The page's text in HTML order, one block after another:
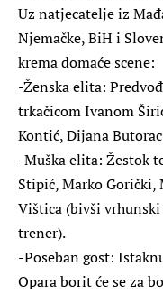
Uz natjecatelje iz
Njemačke, BiH i
krema domaće scene:
-Ženska elita:
trkačicom Ivanom
Kontić, Dijana
-Muška elita: Žestok
Stipić, Marko
Vištica (bivši
trener).
-Poseban gost:
Opara borit će se za